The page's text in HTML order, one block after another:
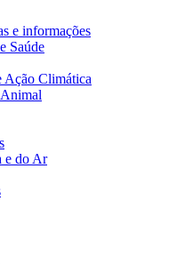
e informações
Saúde
Ação Climática
e do Ar